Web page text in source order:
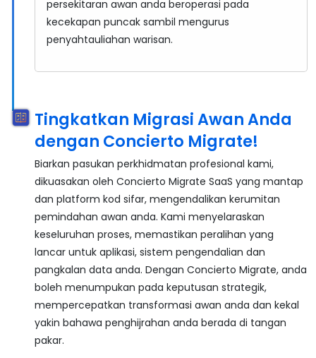
persekitaran awan anda beroperasi pada
kecekapan puncak sambil mengurus
penyahtauliahan warisan.
Tingkatkan Migrasi Awan Anda
dengan Concierto Migrate!
Biarkan pasukan perkhidmatan profesional kami,
dikuasakan oleh Concierto Migrate SaaS yang mantap
dan platform kod sifar, mengendalikan kerumitan
pemindahan awan anda. Kami menyelaraskan
keseluruhan proses, memastikan peralihan yang
lancar untuk aplikasi, sistem pengendalian dan
pangkalan data anda. Dengan Concierto Migrate, anda
boleh menumpukan pada keputusan strategik,
mempercepatkan transformasi awan anda dan kekal
yakin bahawa penghijrahan anda berada di tangan
pakar.